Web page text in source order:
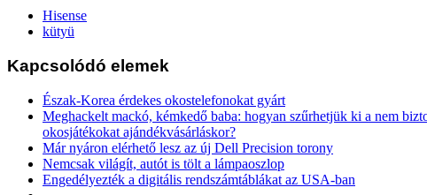
Hisense
kütyü
Kapcsolódó elemek
Észak-Korea érdekes okostelefonokat gyárt
Meghackelt mackó, kémkedő baba: hogyan szűrhetjük ki a nem
okosjátékokat ajándékvásárláskor?
Már nyáron elérhető lesz az új Dell Precision torony
Nemcsak világít, autót is tölt a lámpaoszlop
Engedélyezték a digitális rendszámtáblákat az USA-ban